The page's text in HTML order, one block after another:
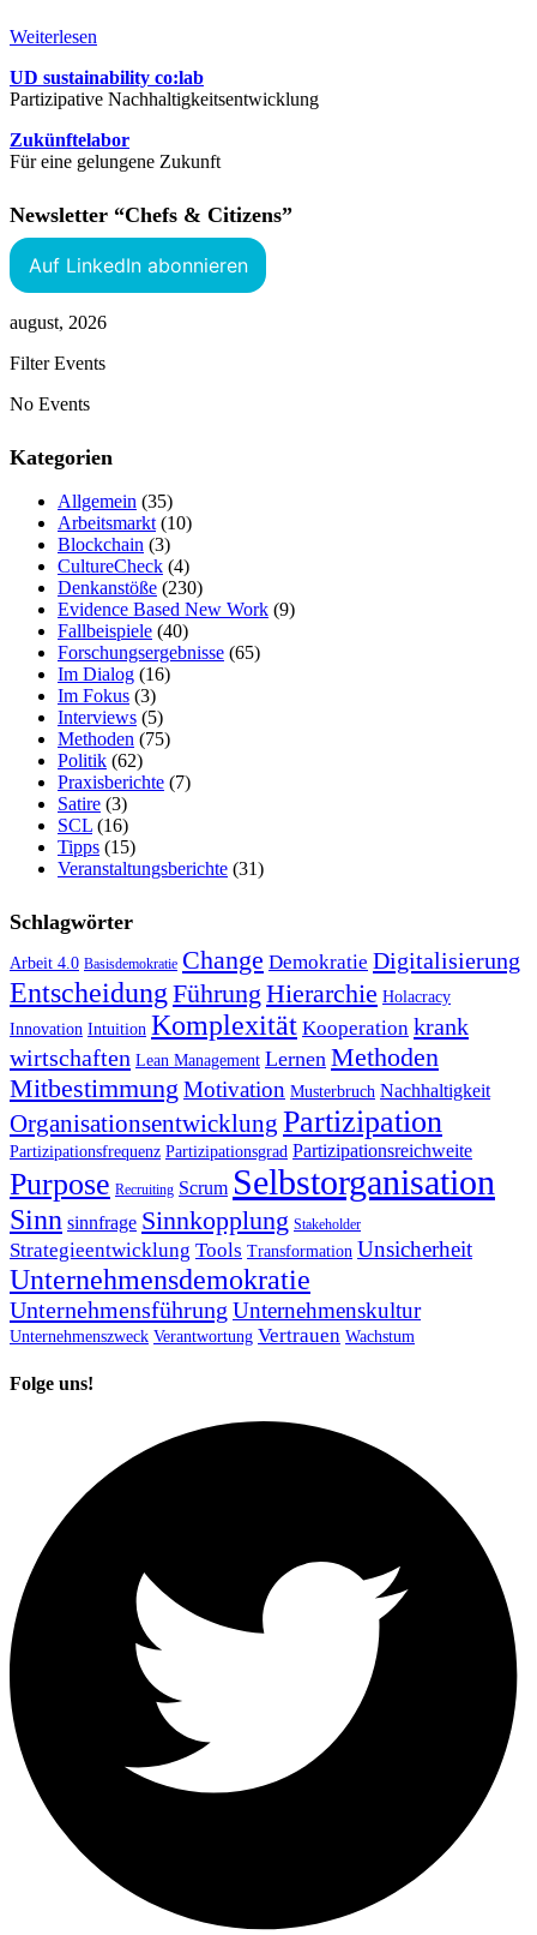
Weiterlesen
UD sustainability co:lab
Partizipative Nachhaltigkeitsentwicklung
Zukünftelabor
Für eine gelungene Zukunft
Newsletter “Chefs & Citizens”
Auf LinkedIn abonnieren
august, 2026
Filter Events
No Events
Kategorien
Allgemein (35)
Arbeitsmarkt (10)
Blockchain (3)
CultureCheck (4)
Denkanstöße (230)
Evidence Based New Work (9)
Fallbeispiele (40)
Forschungsergebnisse (65)
Im Dialog (16)
Im Fokus (3)
Interviews (5)
Methoden (75)
Politik (62)
Praxisberichte (7)
Satire (3)
SCL (16)
Tipps (15)
Veranstaltungsberichte (31)
Schlagwörter
Arbeit 4.0 Basisdemokratie Change Demokratie Digitalisierung
Entscheidung Führung Hierarchie Holacracy
Innovation Intuition Komplexität Kooperation krank
wirtschaften Lean Management Lernen Methoden
Mitbestimmung Motivation Musterbruch Nachhaltigkeit
Organisationsentwicklung Partizipation
Partizipationsfrequenz Partizipationsgrad Partizipationsreichweite
Purpose Recruiting Scrum Selbstorganisation
Sinn sinnfrage Sinnkopplung Stakeholder
Strategieentwicklung Tools Transformation Unsicherheit
Unternehmensdemokratie
Unternehmensführung Unternehmenskultur
Unternehmenszweck Verantwortung Vertrauen Wachstum
Folge uns!